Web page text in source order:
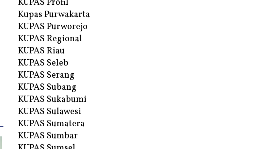
KUPAS Profil
Kupas Purwakarta
KUPAS Purworejo
KUPAS Regional
KUPAS Riau
KUPAS Seleb
KUPAS Serang
KUPAS Subang
KUPAS Sukabumi
KUPAS Sulawesi
KUPAS Sumatera
KUPAS Sumbar